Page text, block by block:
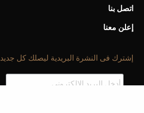
اتصل بنا
إعلن معنا
إشترك فى النشرة البريدية ليصلك كل جديد